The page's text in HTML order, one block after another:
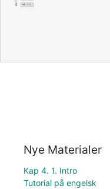
Nye Materialer
Kap 4. 1. Intro
Tutorial på engelsk